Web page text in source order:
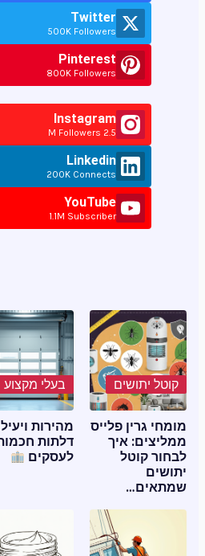
Twitter
500K Followers
Pinterest
800K Followers
Instagram
2.5 M Followers
Linkedin
200K Connects
YouTube
1.1M Subscriber
קוטל יתושים
מומחי גרין פלייס
ממליצים: איך
לבחור קוטל
יתושים
שמתאים…
בעלי מקצוע
מהירות ויעילות:
דלתות חכמות
לעסקים